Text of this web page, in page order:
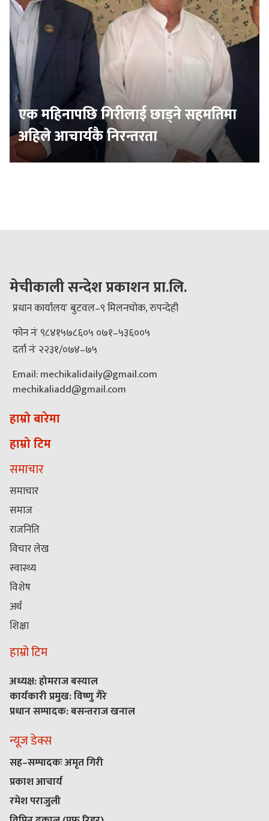
एक महिनापछि गिरीलाई छाड्ने सहमतिमा
अहिले आचार्यकै निरन्तरता
मेचीकाली सन्देश प्रकाशन प्रा.लि.
प्रधान कार्यालयः बुटवल–९ मिलनचोक, रुपन्देही
फोन नंः ९८४१५७८६०५ ०७१–५३६००५
दर्ता नंः २२३१/०७४–७५
Email: mechikalidaily@gmail.com
mechikaliadd@gmail.com
हाम्रो बारेमा
हाम्रो टिम
समाचार
समाचार
समाज
राजनिति
विचार लेख
स्वास्थ्य
विशेष
अर्थ
शिक्षा
हाम्रो टिम
अध्यक्ष: होमराज बस्याल
कार्यकारी प्रमुख: विष्णु गैरे
प्रधान सम्पादक: बसन्तराज खनाल
न्यूज डेक्स
सह–सम्पादकः अमृत गिरी
प्रकाश आचार्य
रमेश पराजुली